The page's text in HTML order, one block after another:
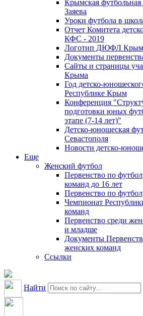
Крымская
Заяева
Уроки футбола в
Отчет Комитета
КФС - 2019
Логотип ДЮФЛ
Документы
Сайты и страницы
Крыма
Год детско-
Республике Крым
Конференция
подготовки юных
этапе (7-14 лет)"
Детско-юношеская
Севастополя
Новости детско-
Еще
Женский футбол
Первенство по
команд до 16 лет
Первенство по
Чемпионат
команд
Первенство среди
и младше
Документы
женских команд
Ссылки
Найти